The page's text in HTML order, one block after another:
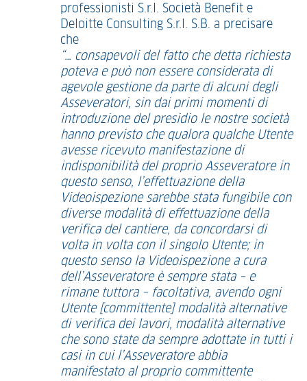
professionisti S.r.l. Società Benefit e
Deloitte Consulting S.r.l. S.B. a precisare
che
“… consapevoli del fatto che detta richiesta
poteva e può non essere considerata di
agevole gestione da parte di alcuni degli
Asseveratori, sin dai primi momenti di
introduzione del presidio le nostre società
hanno previsto che qualora qualche Utente
avesse ricevuto manifestazione di
indisponibilità del proprio Asseveratore in
questo senso, l’effettuazione della
Videoispezione sarebbe stata fungibile con
diverse modalità di effettuazione della
verifica del cantiere, da concordarsi di
volta in volta con il singolo Utente; in
questo senso la Videoispezione a cura
dell’Asseveratore è sempre stata – e
rimane tuttora – facoltativa, avendo ogni
Utente [committente] modalità alternative
di verifica dei lavori, modalità alternative
che sono state da sempre adottate in tutti i
casi in cui l’Asseveratore abbia
manifestato al proprio committente